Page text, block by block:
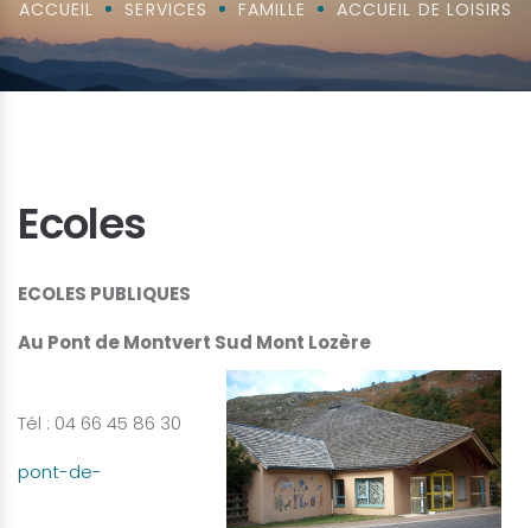
ACCUEIL SERVICES FAMILLE ACCUEIL DE LOISIRS
Ecoles
ECOLES PUBLIQUES
Au Pont de Montvert Sud Mont Lozère
Tél : 04 66 45 86 30
pont-de-